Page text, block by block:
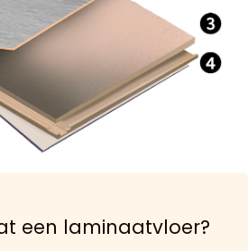
een laminaatvloer?